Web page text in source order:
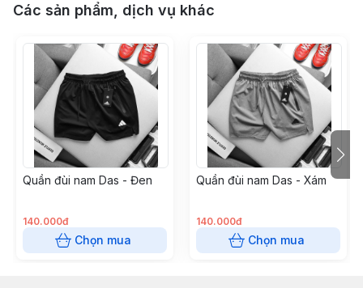
Các sản phẩm, dịch vụ khác
Quần đùi nam Das - Đen
140.000đ
Chọn mua
Quần đùi nam Das - Xám
140.000đ
Chọn mua